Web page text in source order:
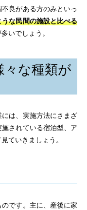
良がある方のみといっ
な民間の施設と比べる
いでしょう。
々な種類が
は、実施方法にさまざ
されている宿泊型、ア
ていきましょう。
のです。主に、産後に家